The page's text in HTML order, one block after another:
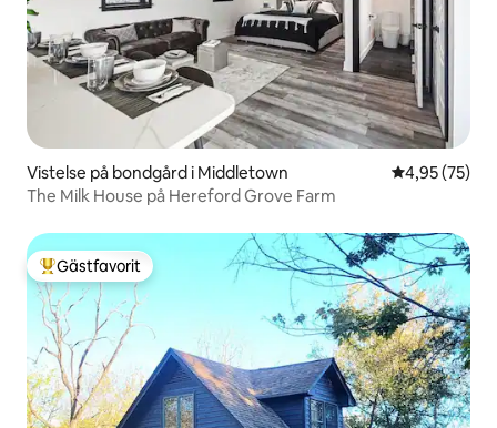
Vistelse på bondgård i Middletown 4,95 av 5 i
4,95 (75)
The Milk House på Hereford Grove Farm
Populär gästfavorit
Gästfavorit